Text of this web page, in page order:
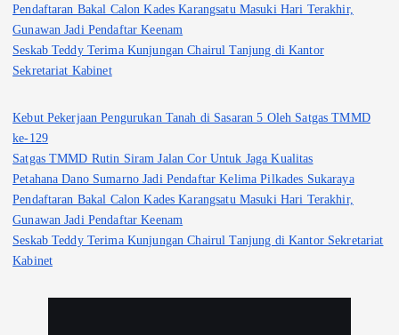
Pendaftaran Bakal Calon Kades Karangsatu Masuki Hari Terakhir,
Gunawan Jadi Pendaftar Keenam
Seskab Teddy Terima Kunjungan Chairul Tanjung di Kantor
Sekretariat Kabinet
Kebut Pekerjaan Pengurukan Tanah di Sasaran 5 Oleh Satgas TMMD
ke-129
Satgas TMMD Rutin Siram Jalan Cor Untuk Jaga Kualitas
Petahana Dano Sumarno Jadi Pendaftar Kelima Pilkades Sukaraya
Pendaftaran Bakal Calon Kades Karangsatu Masuki Hari Terakhir,
Gunawan Jadi Pendaftar Keenam
Seskab Teddy Terima Kunjungan Chairul Tanjung di Kantor Sekretariat
Kabinet